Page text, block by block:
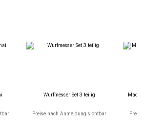
Wurfmesser Set 3 teilig
Preise nach Anmeldung sichtbar